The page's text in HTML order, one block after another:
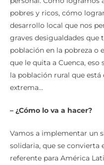
pobres y ricos, cómo
desarrollo local que nos
graves desigualdades que
población en la pobreza o
que le quita a Cuenca,
la población rural que está
extrema…
– ¿Cómo lo va a hacer?
Vamos a implementar un
solidaria, que se convierta
referente para América